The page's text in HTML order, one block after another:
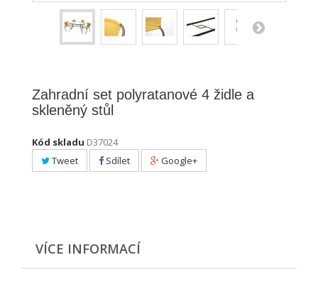
Zahradní set polyratanové 4 židle a
skleněný stůl
Kód skladu D37024
Tweet
Sdílet Google+
VÍCE INFORMACÍ